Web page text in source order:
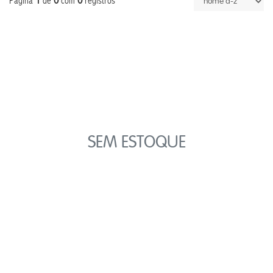
SEM ESTOQUE